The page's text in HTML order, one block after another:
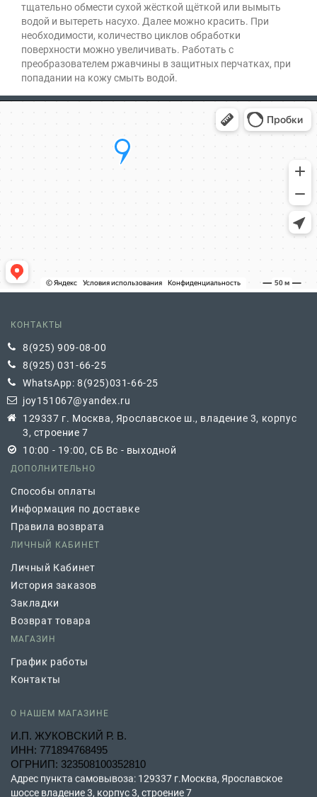
тщательно обмести сухой жёсткой щёткой или вымыть
водой и вытереть насухо. Далее можно красить. При
необходимости, количество циклов обработки
поверхности можно увеличивать. Работать с
преобразователем ржавчины в защитных перчатках, при
попадании на кожу смыть водой.
КОНТАКТЫ
8(925) 909-08-00
8(925) 031-66-25
WhatsApp: 8(925)031-66-25
joy151067@yandex.ru
129337 г. Москва, Ярославское ш., владение 3, корпус
3, строение 7
10:00 - 19:00, СБ Вс - выходной
ДОПОЛНИТЕЛЬНО
Способы оплаты
Информация по доставке
Правила возврата
ЛИЧНЫЙ КАБИНЕТ
Личный Кабинет
История заказов
Закладки
Возврат товара
МАГАЗИН
График работы
Контакты
О НАШЕМ МАГАЗИНЕ
И.П. ЖУКОВСКИЙ Р. В.
ИНН: 771894768495
ОГРНИП: 323508100352810
Адрес пункта самовывоза: 129337 г.Москва, Ярославское
шоссе владение 3, корпус 3, строение 7